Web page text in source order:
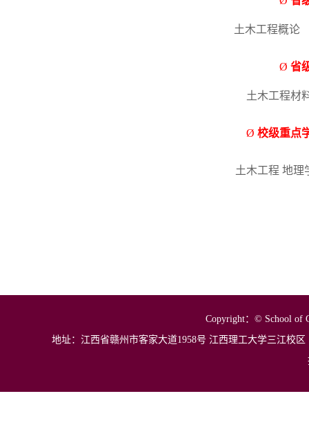
土木工程概论
Ø 省
土木工程材
Ø 校级重点
土木工程 地理
Copyright： © School of
地址：江西省赣州市客家大道1958号 江西理工大学三江